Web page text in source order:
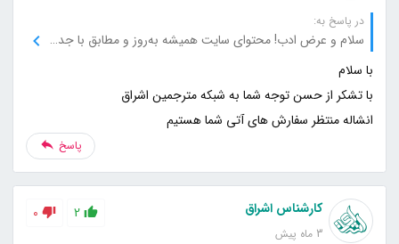
در پاسخ به:
سلام و عرض ادب! محتوای سایت همیشه به‌روز و مطابق با جدیدترین اطلاعاته. خوشحالم که سایت شما رو پیدا کردم، هر بار که میام سراغ سایت، اطلاعات جدید و مفیدی پیدا می‌کنم.
انشاله منتظر سفارش های آتی شما هستیم
پاسخ
کارشناس اشراق
3 ماه پیش
2
0